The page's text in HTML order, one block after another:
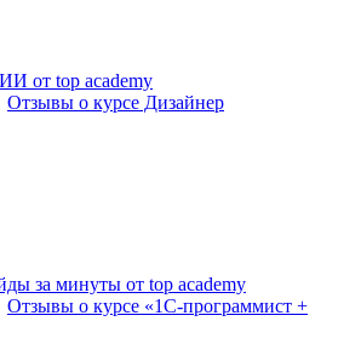
от top academy
Отзывы о курсе Дизайнер
за минуты от top academy
Отзывы о курсе «1С-программист +